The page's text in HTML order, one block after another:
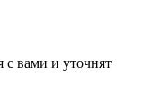
с вами и уточнят